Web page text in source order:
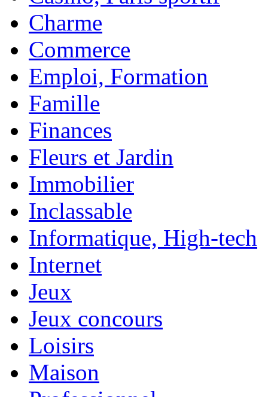
Charme
Commerce
Emploi, Formation
Famille
Finances
Fleurs et Jardin
Immobilier
Inclassable
Informatique, High-tech
Internet
Jeux
Jeux concours
Loisirs
Maison